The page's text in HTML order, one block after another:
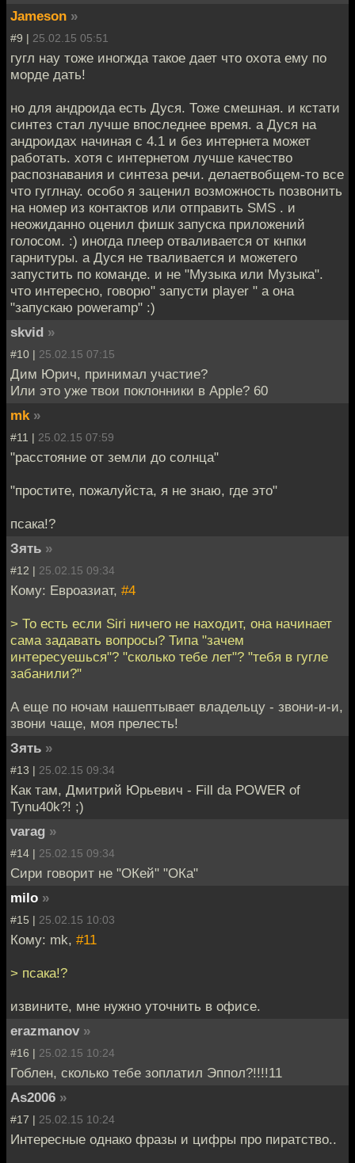
Jameson »
#9 | 25.02.15 05:51
гугл нау тоже иногжда такое дает что охота ему по
морде дать!
но для андроида есть Дуся. Тоже смешная. и кстати
синтез стал лучше впоследнее время. а Дуся на
андроидах начиная с 4.1 и без интернета может
работать. хотя с интернетом лучше качество
распознавания и синтеза речи. делаетвобщем-то все
что гуглнау. особо я заценил возможность позвонить
на номер из контактов или отправить SMS . и
неожиданно оценил фишк запуска приложений
голосом. :) иногда плеер отваливается от кнпки
гарнитуры. а Дуся не тваливается и можетего
запустить по команде. и не "Музыка или Музыка".
что интересно, говорю" запусти player " а она
"запускаю poweramp" :)
skvid »
#10 | 25.02.15 07:15
Дим Юрич, принимал участие?
Или это уже твои поклонники в Apple? 60
mk »
#11 | 25.02.15 07:59
"расстояние от земли до солнца"
"простите, пожалуйста, я не знаю, где это"
псака!?
Зять »
#12 | 25.02.15 09:34
Кому: Евроазиат, #4
> То есть если Siri ничего не находит, она начинает
сама задавать вопросы? Типа "зачем
интересуешься"? "сколько тебе лет"? "тебя в гугле
забанили?"
А еще по ночам нашептывает владельцу - звони-и-и,
звони чаще, моя прелесть!
Зять »
#13 | 25.02.15 09:34
Как там, Дмитрий Юрьевич - Fill da POWER of
Tynu40k?! ;)
varag »
#14 | 25.02.15 09:34
Сири говорит не "ОКей" "ОКа"
milo »
#15 | 25.02.15 10:03
Кому: mk, #11
> псака!?
извините, мне нужно уточнить в офисе.
erazmanov »
#16 | 25.02.15 10:24
Гоблен, сколько тебе зоплатил Эппол?!!!!11
As2006 »
#17 | 25.02.15 10:24
Интересные однако фразы и цифры про пиратство..